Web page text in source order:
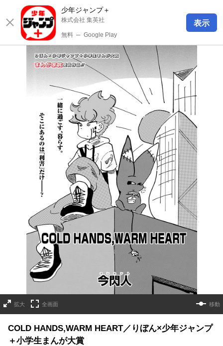
少年ジャンプ＋
株式会社 集英社
無料 ─ Google Play
表示
拡大 全画面 移動
COLD HANDS,WARM HEART／りぼん×少年ジャンプ
＋小学生まんが大賞